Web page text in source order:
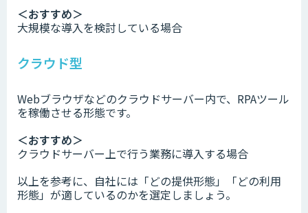
＜おすすめ＞
大規模な導入を検討している場合
クラウド型
Webブラウザなどのクラウドサーバー内で、RPAツール
を稼働させる形態です。
＜おすすめ＞
クラウドサーバー上で行う業務に導入する場合
以上を参考に、自社には「どの提供形態」「どの利用
形態」が適しているのかを選定しましょう。